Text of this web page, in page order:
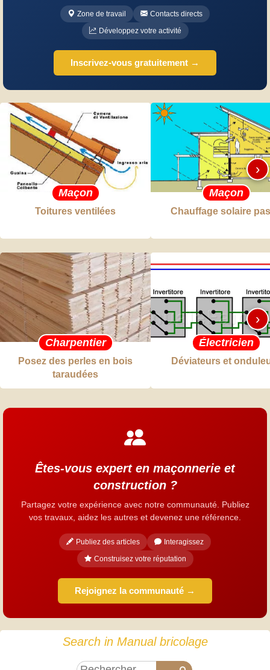
Zone de travail
Contacts directs
Développez votre activité
Inscrivez-vous gratuitement →
Maçon
Toitures ventilées
Maçon
Chauffage solaire
›
Charpentier
Posez des perles en bois
taraudées
Électricien
Déviateurs et
›
Êtes-vous expert en maçonnerie et
construction ?
Partagez votre expérience avec notre communauté. Publiez
vos travaux, aidez les autres et devenez une référence.
Publiez des articles
Interagissez
Construisez votre réputation
Rejoignez la communauté →
Search in Manual bricolage